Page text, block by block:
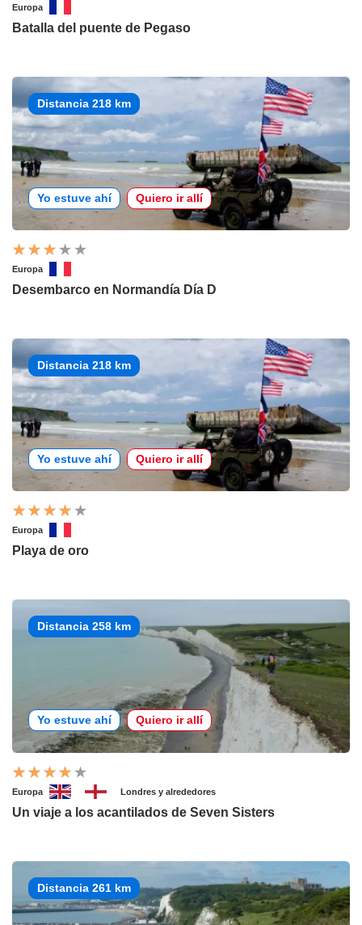
Europa
Batalla del puente de Pegaso
Distancia 218 km
Yo estuve ahí Quiero ir allí
Europa
Desembarco en Normandía Día D
Distancia 218 km
Yo estuve ahí Quiero ir allí
Europa
Playa de oro
Distancia 258 km
Yo estuve ahí Quiero ir allí
Europa Londres y alrededores
Un viaje a los acantilados de Seven Sisters
Distancia 261 km